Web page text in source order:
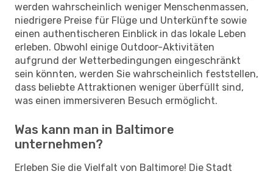
werden wahrscheinlich weniger Menschenmassen,
niedrigere Preise für Flüge und Unterkünfte sowie
einen authentischeren Einblick in das lokale Leben
erleben. Obwohl einige Outdoor-Aktivitäten
aufgrund der Wetterbedingungen eingeschränkt
sein könnten, werden Sie wahrscheinlich feststellen,
dass beliebte Attraktionen weniger überfüllt sind,
was einen immersiveren Besuch ermöglicht.
Was kann man in Baltimore
unternehmen?
Erleben Sie die Vielfalt von Baltimore! Die Stadt